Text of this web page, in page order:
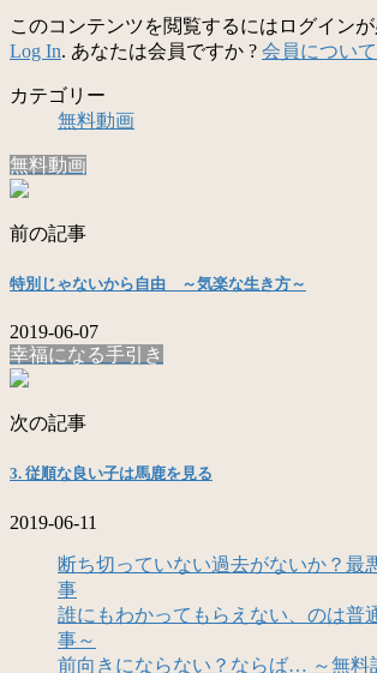
このコンテンツを閲覧するにはログイン
Log In. あなたは会員ですか ? 会員について
カテゴリー
無料動画
無料動画
前の記事
特別じゃないから自由 ～気楽な生き方～
2019-06-07
幸福になる手引き
次の記事
3. 従順な良い子は馬鹿を見る
2019-06-11
断ち切っていない過去がないか？最
事
誰にもわかってもらえない、のは普
事～
前向きにならない？ならば… ～無料